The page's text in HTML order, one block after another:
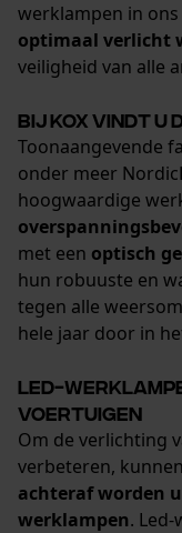
werklampen in
optimaal verlicht
veiligheid van alle
Bij KOX vindt u
Toonaangevende
onder meer
hoogwaardige
met een optisch
hun robuuste en
tegen alle
hele jaar door in
Led-
voertuigen
Om de verlichting
verbeteren, kunnen
achteraf worden
werklampen.